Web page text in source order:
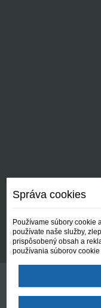
Správa cookies
Používame súbory cookie
používate naše služby,
prispôsobený obsah a
používania súborov